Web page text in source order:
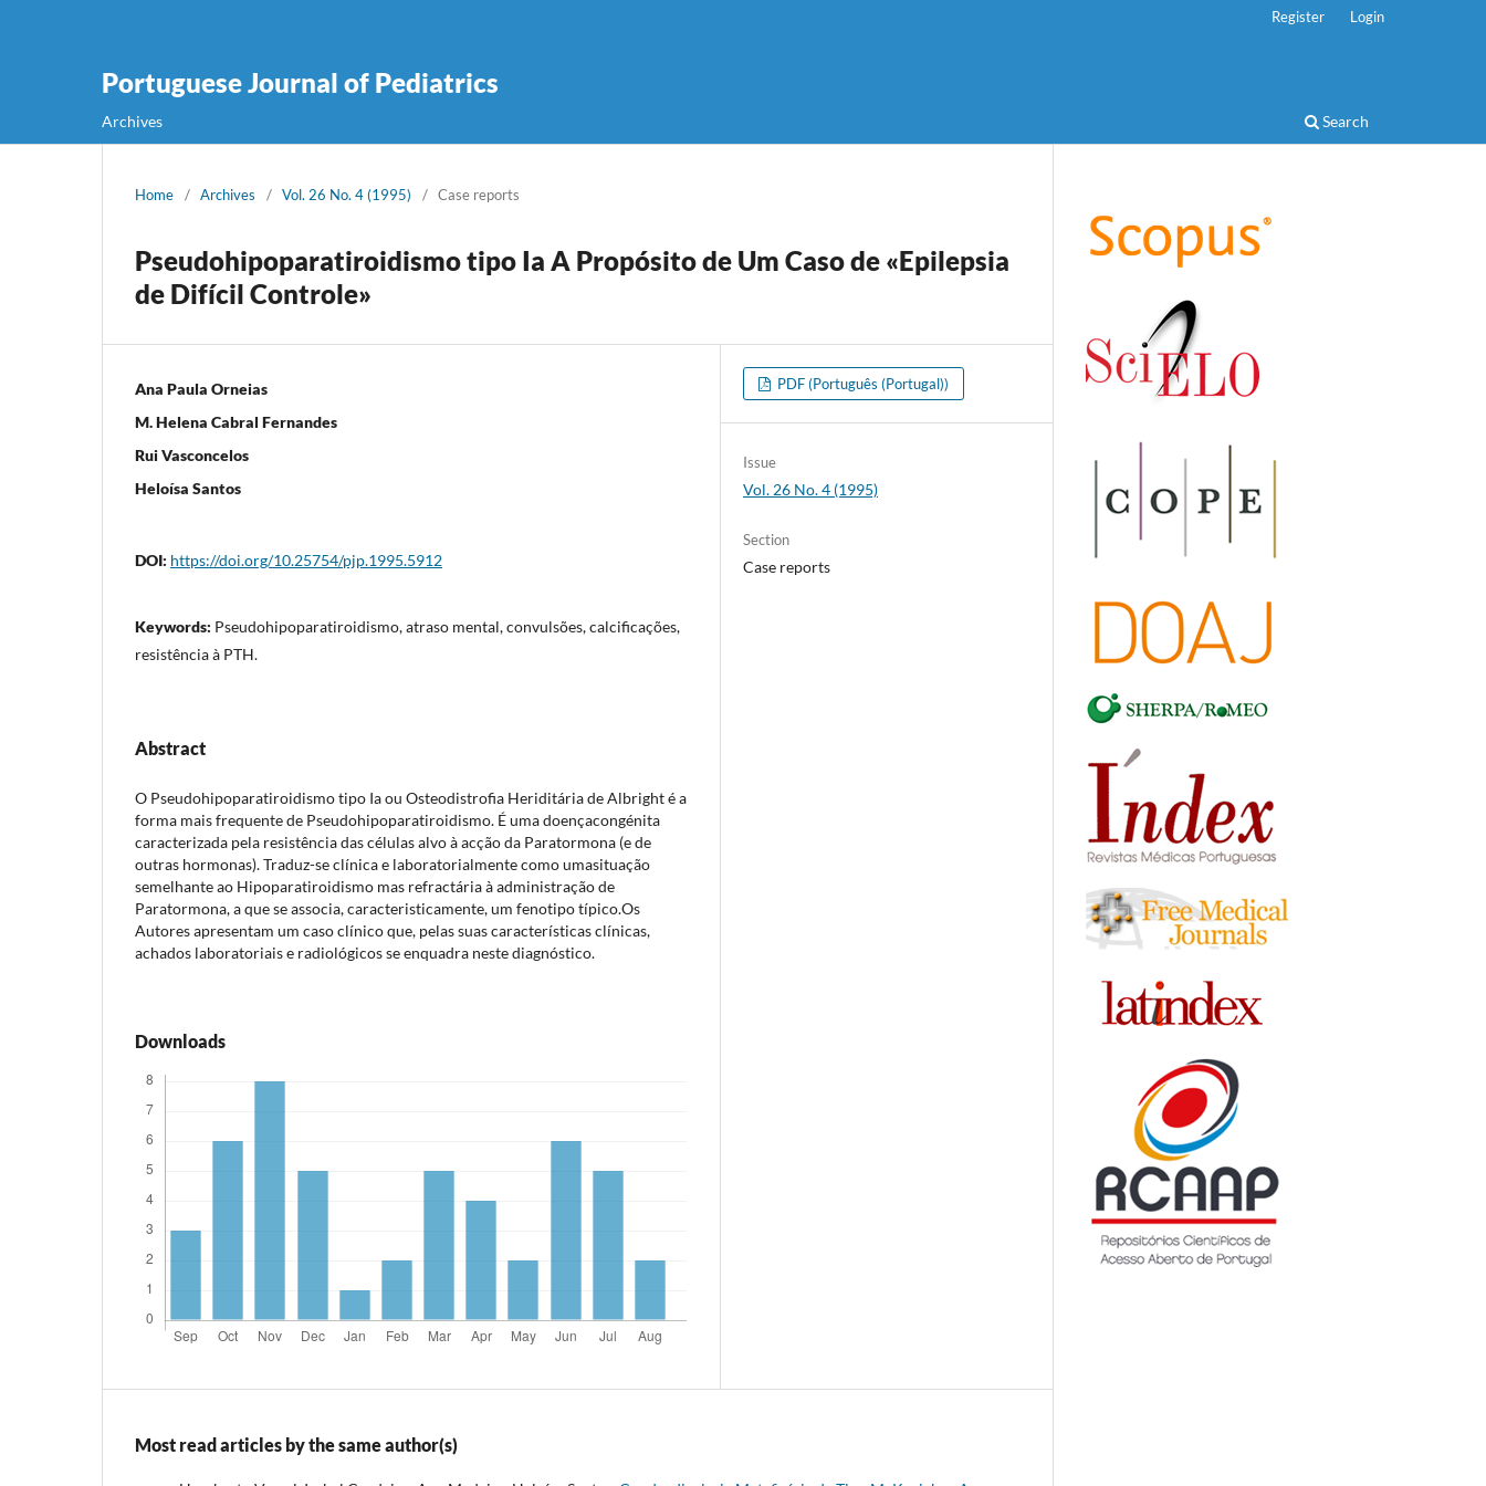
Portuguese Journal of Pediatrics
Archives Search
Register Login
Home / Archives / Vol. 26 No. 4 (1995) / Case reports
Pseudohipoparatiroidismo tipo Ia A Propósito de Um Caso de «Epilepsia
de Difícil Controle»
Ana Paula Orneias
M. Helena Cabral Fernandes
Rui Vasconcelos
Heloísa Santos
DOI: https://doi.org/10.25754/pjp.1995.5912
Keywords: Pseudohipoparatiroidismo, atraso mental, convulsões, calcificações,
resistência à PTH.
Abstract
O Pseudohipoparatiroidismo tipo Ia ou Osteodistrofia Heriditária de Albright é a
forma mais frequente de Pseudohipoparatiroidismo. É uma doençacongénita
caracterizada pela resistência das células alvo à acção da Paratormona (e de
outras hormonas). Traduz-se clínica e laboratorialmente como umasituação
semelhante ao Hipoparatiroidismo mas refractária à administração de
Paratormona, a que se associa, caracteristicamente, um fenotipo típico.Os
Autores apresentam um caso clínico que, pelas suas características clínicas,
achados laboratoriais e radiológicos se enquadra neste diagnóstico.
Downloads
PDF (Português (Portugal))
Issue
Vol. 26 No. 4 (1995)
Section
Case reports
Most read articles by the same author(s)